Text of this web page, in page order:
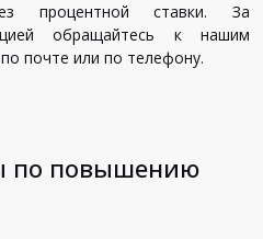
процентной ставки. За
обращайтесь к нашим
почте или по телефону.
по повышению